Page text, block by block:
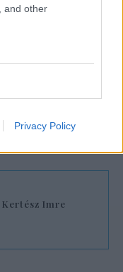
and other
Privacy Policy
folytatott
januárjában
a céllal, hogy
publikálja,
ápolja.
Imre